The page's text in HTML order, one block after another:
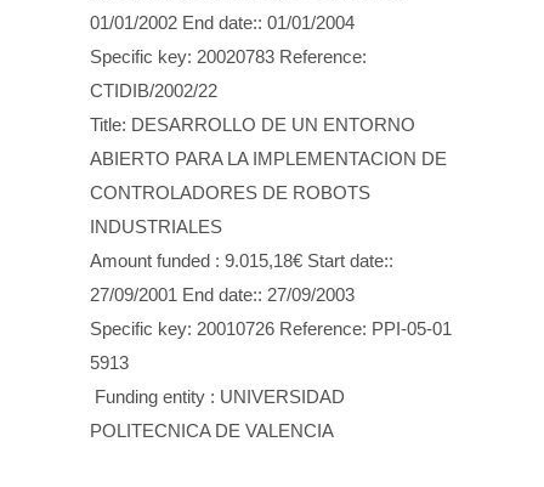
01/01/2002 End date:: 01/01/2004
Specific key: 20020783 Reference:
CTIDIB/2002/22
Title: DESARROLLO DE UN ENTORNO
ABIERTO PARA LA IMPLEMENTACION DE
CONTROLADORES DE ROBOTS
INDUSTRIALES
Amount funded : 9.015,18€ Start date::
27/09/2001 End date:: 27/09/2003
Specific key: 20010726 Reference: PPI-05-01
5913
Funding entity : UNIVERSIDAD
POLITECNICA DE VALENCIA